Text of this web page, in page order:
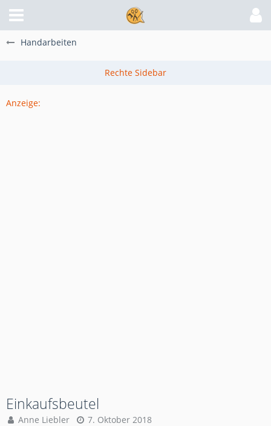
Handarbeiten
Anzeige:
Einkaufsbeutel
Anne Liebler 7. Oktober 2018